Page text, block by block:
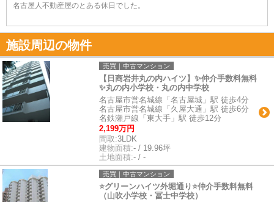
名古屋人不動産屋のとある休日でした。
施設周辺の物件
売買｜中古マンション
【日商岩井丸の内ハイツ】✨️仲介手数料無料
✨️丸の内小学校・丸の内中学校
名古屋市営名城線「名古屋城」駅 徒歩4分
名古屋市営名城線「久屋大通」駅 徒歩6分
名鉄瀬戸線「東大手」駅 徒歩12分
2,199万円
間取:3LDK
建物面積:- / 19.96坪
土地面積:- / -
売買｜中古マンション
⭐グリーンハイツ外堀通り⭐仲介手数料無料
（山吹小学校・冨士中学校）